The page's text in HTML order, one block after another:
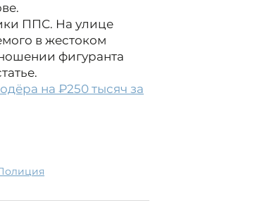
ППС. На улице
в жестоком
фигуранта
на ₽250 тысяч за
полиция